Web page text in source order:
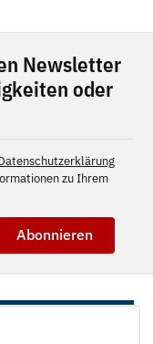
Newsletter
oder
zu Ihrem
Abonnieren